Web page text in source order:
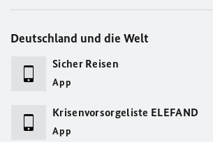
Deutschland und die Welt
Sicher Reisen
App
Krisenvorsorgeliste ELEFAND
App